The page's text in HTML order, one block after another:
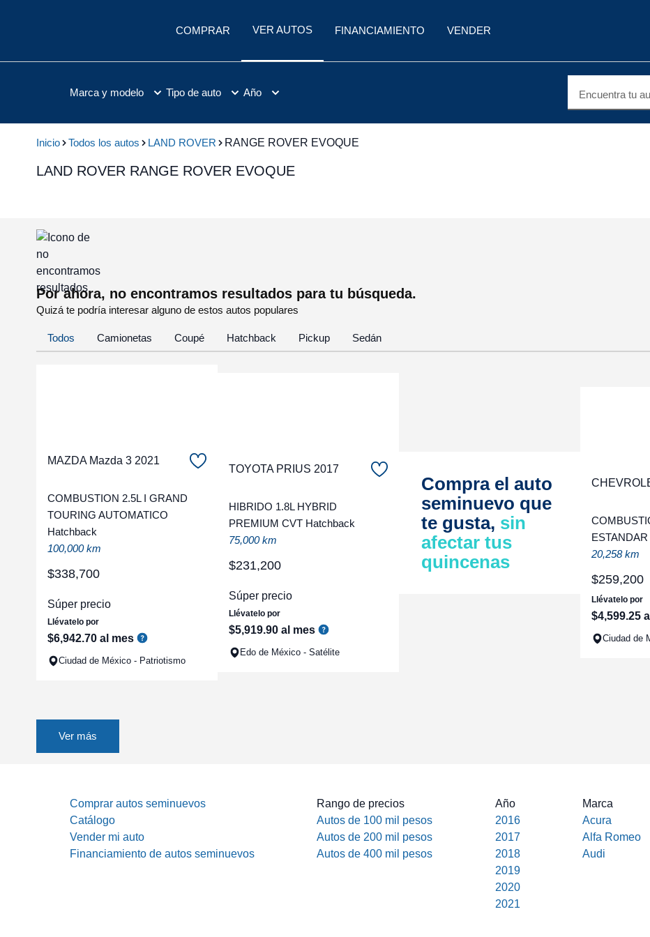
COMPRAR VER AUTOS FINANCIAMIENTO VENDER
Marca y modelo Tipo de auto Año Encuentra tu
Inicio Todos los autos LAND ROVER RANGE ROVER EVOQUE
LAND ROVER RANGE ROVER EVOQUE
Por ahora, no encontramos resultados para tu búsqueda.
Quizá te podría interesar alguno de estos autos populares
Todos Camionetas Coupé Hatchback Pickup Sedán
MAZDA Mazda 3 2021
COMBUSTION 2.5L I GRAND
TOURING AUTOMATICO
Hatchback
100,000 km
$338,700
Súper precio
Llévatelo por
$6,942.70 al mes
Ciudad de México - Patriotismo
TOYOTA PRIUS 2017
HIBRIDO 1.8L HYBRID
PREMIUM CVT Hatchback
75,000 km
$231,200
Súper precio
Llévatelo por
$5,919.90 al mes
Edo de México - Satélite
Compra el auto
seminuevo que
te gusta, sin
afectar tus
quincenas
20,258 km
$259,200
Llévatelo por
$4,599.25
Ciudad de
Ver más
Comprar autos seminuevos
Catálogo
Vender mi auto
Financiamiento de autos seminuevos
Rango de precios
Autos de 100 mil pesos
Autos de 200 mil pesos
Autos de 400 mil pesos
Año
2016
2017
2018
2019
2020
2021
Marca
Acura
Alfa Romeo
Audi